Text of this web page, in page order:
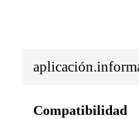
Compatibilidad